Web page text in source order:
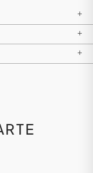
+
+
+